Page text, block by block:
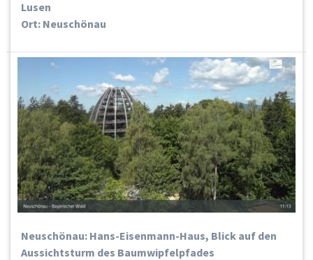
Lusen
Ort: Neuschönau
Neuschönau: Hans-Eisenmann-Haus, Blick auf den
Aussichtsturm des Baumwipfelpfades